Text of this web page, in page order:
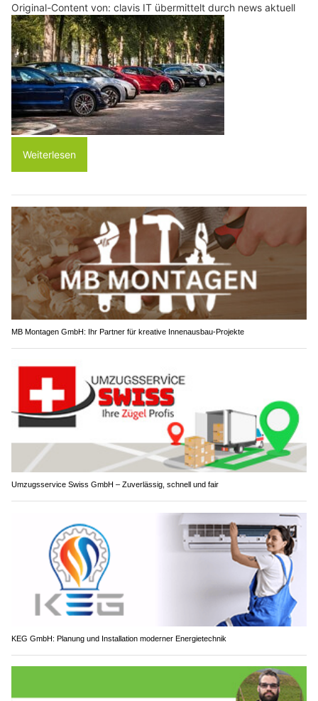
Original-Content von: clavis IT übermittelt durch news aktuell
Weiterlesen
MB Montagen GmbH: Ihr Partner für kreative Innenausbau-Projekte
Umzugsservice Swiss GmbH – Zuverlässig, schnell und fair
KEG GmbH: Planung und Installation moderner Energietechnik